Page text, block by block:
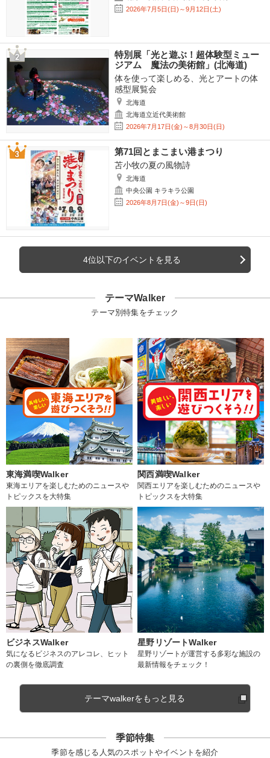
2026年7月5日(日)～9月12日(土)
特別展「光と遊ぶ！超体験型ミュー
ジアム 魔法の美術館」(北海道)
体を使って楽しめる、光とアートの体
感型展覧会
北海道
北海道立近代美術館
2026年7月17日(金)～8月30日(日)
第71回とまこまい港まつり
苫小牧の夏の風物詩
北海道
中央公園 キラキラ公園
2026年8月7日(金)～9日(日)
4位以下のイベントを見る
テーマWalker
テーマ別特集をチェック
東海満喫Walker
東海エリアを楽しむためのニュースや
トピックスを大特集
関西満喫Walker
関西エリアを楽しむためのニュースや
トピックスを大特集
ビジネスWalker
気になるビジネスのアレコレ、ヒット
の裏側を徹底調査
星野リゾートWalker
星野リゾートが運営する多彩な施設の
最新情報をチェック！
テーマwalkerをもっと見る
季節特集
季節を感じる人気のスポットやイベントを紹介